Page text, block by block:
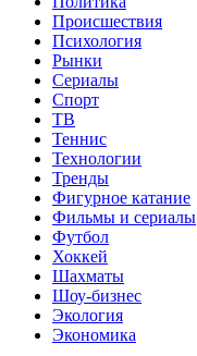
Происшествия
Психология
Рынки
Сериалы
Спорт
ТВ
Теннис
Технологии
Тренды
Фигурное катание
Фильмы и сериалы
Футбол
Хоккей
Шахматы
Шоу-бизнес
Экология
Экономика